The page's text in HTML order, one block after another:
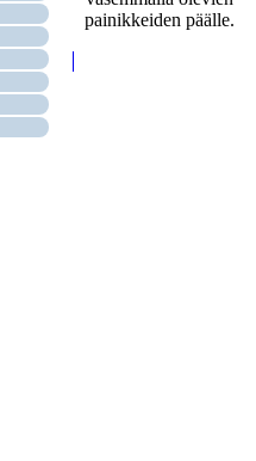
painikkeiden päälle.